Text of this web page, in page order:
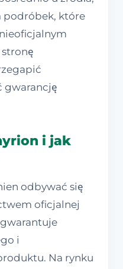
podróbek, które
gwarancję
i jak
odbywać się
oficjalnej
i
Na rynku